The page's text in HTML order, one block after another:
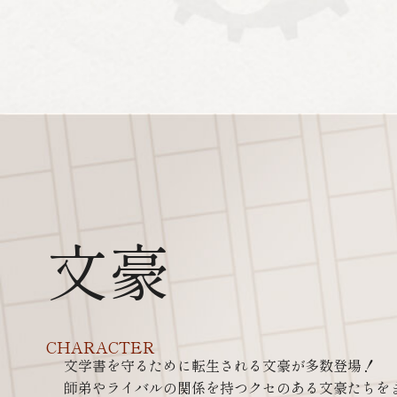
文豪
CHARACTER
⁩文学書を守るために転生される文豪が多数登場！
師弟やライバルの関係を持つクセのある文豪たちを